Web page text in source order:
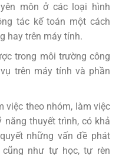
môn ở các loại hình
tác kế toán một cách
hay trên máy tính.
trong môi trường công
trên máy tính và phần
việc theo nhóm, làm việc
thuyết trình, có khả
những vấn đề phát
như tự học, tự rèn